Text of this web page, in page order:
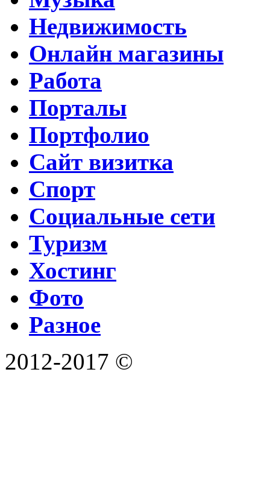
Недвижимость
Онлайн магазины
Работа
Порталы
Портфолио
Сайт визитка
Спорт
Социальные сети
Туризм
Хостинг
Фото
Разное
2012-2017 ©